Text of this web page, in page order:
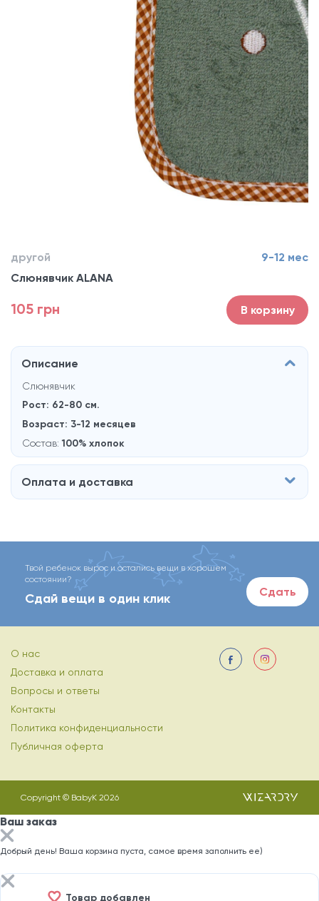
другой
9-12 мес
Слюнявчик ALANA
105 грн В корзину
Описание
Слюнявчик
Рост: 62-80 см.
Возраст: 3-12 месяцев
Состав:100% хлопок
Оплата и доставка
Твой ребенок вырос и остались вещи в хорошем
состоянии?
Сдай вещи в один клик Сдать
О нас
Доставка и оплата
Вопросы и ответы
Контакты
Политика конфиденциальности
Публичная оферта
Copyright © BabyK 2026
Ваш заказ
Добрый день! Ваша корзина пуста, самое время заполнить ее)
Товар добавлен